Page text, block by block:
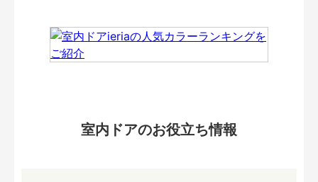
室内ドアのお役立ち情報